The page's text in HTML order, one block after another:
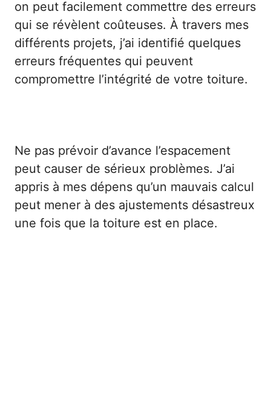
on peut facilement commettre des erreurs
qui se révèlent coûteuses. À travers mes
différents projets, j’ai identifié quelques
erreurs fréquentes qui peuvent
compromettre l’intégrité de votre toiture.
Ne pas prévoir d’avance l’espacement
peut causer de sérieux problèmes. J’ai
appris à mes dépens qu’un mauvais calcul
peut mener à des ajustements désastreux
une fois que la toiture est en place.